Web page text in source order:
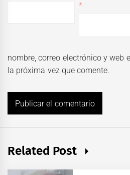
*
nombre, correo electrónico y web
la próxima vez que comente.
Related Post